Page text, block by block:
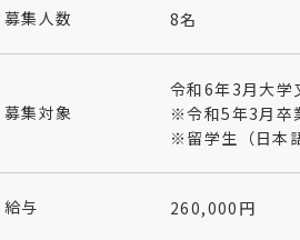
募集人数 8名
募集対象
令和6年3月大学
※令和5年3月卒
※留学生（日本
給与 260,000円